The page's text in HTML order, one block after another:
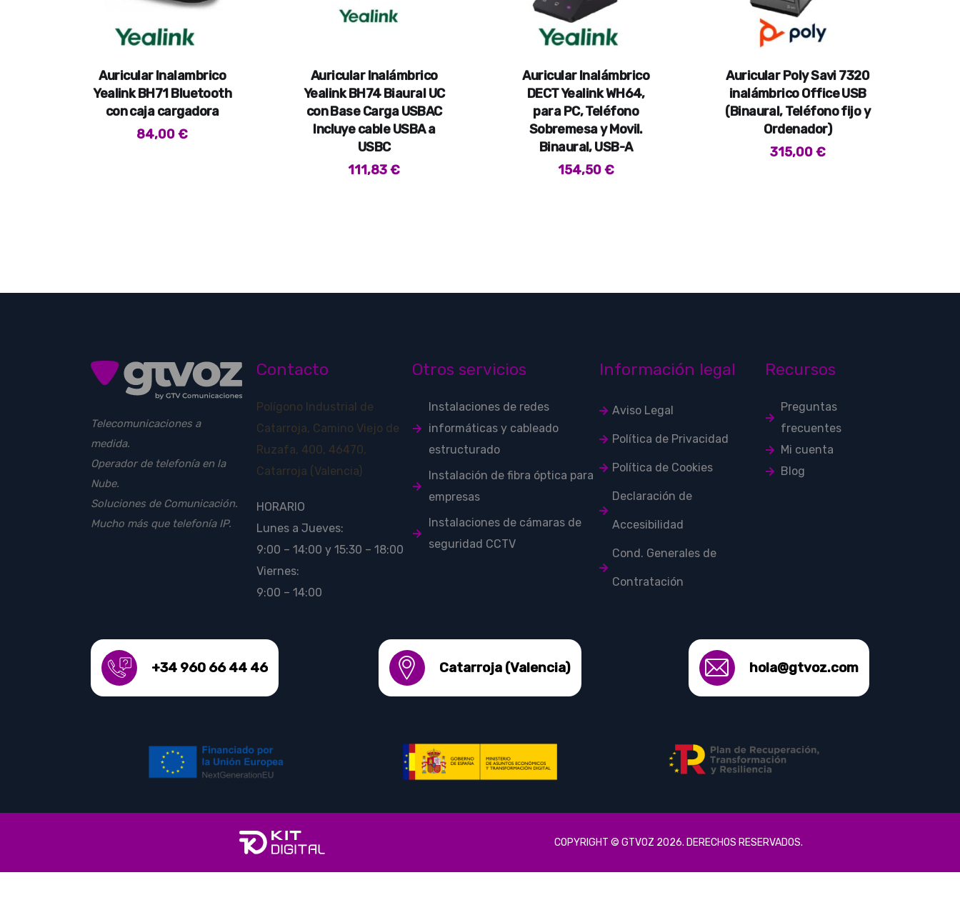
Auricular Inalambrico
Yealink BH71 Bluetooth
con caja cargadora
84,00€
Auricular Inalámbrico
Yealink BH74 Biaural UC
con Base Carga USBAC
Incluye cable USBA a
USBC
111,83€
Auricular Inalámbrico
DECT Yealink WH64,
para PC, Teléfono
Sobremesa y Movil.
Binaural, USB-A
154,50€
Auricular Poly Savi 7320
inalámbrico Office USB
(Binaural, Teléfono fijo y
Ordenador)
315,00€
Telecomunicaciones a
medida.
Operador de telefonía en la
Nube.
Soluciones de Comunicación.
Mucho más que telefonía IP.
Contacto
Polígono Industrial de
Catarroja, Camino Viejo de
Ruzafa, 400, 46470,
Catarroja (Valencia)
HORARIO
Lunes a Jueves:
9:00 – 14:00 y 15:30 – 18:00
Viernes:
9:00 – 14:00
Otros servicios
Instalaciones de redes
informáticas y cableado
estructurado
Instalación de fibra óptica para
empresas
Instalaciones de cámaras de
seguridad CCTV
Información legal
Aviso Legal
Política de Privacidad
Política de Cookies
Declaración de
Accesibilidad
Cond. Generales de
Contratación
Recursos
Preguntas
frecuentes
Mi cuenta
Blog
+34 960 66 44 46 Catarroja (Valencia) hola@gtvoz.com
COPYRIGHT © GTVOZ 2026. DERECHOS RESERVADOS.